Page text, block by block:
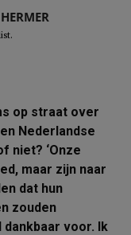
op straat over
Nederlandse
niet? ‘Onze
maar zijn naar
dat hun
zouden
voor. Ik